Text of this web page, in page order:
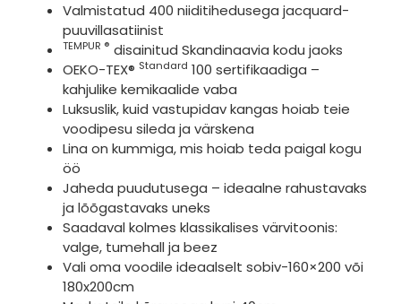
Valmistatud 400 niiditihedusega jacquard-
puuvillasatiinist
TEMPUR ® disainitud Skandinaavia kodu jaoks
OEKO-TEX® Standard 100 sertifikaadiga –
kahjulike kemikaalide vaba
Luksuslik, kuid vastupidav kangas hoiab teie
voodipesu sileda ja värskena
Lina on kummiga, mis hoiab teda paigal kogu
öö
Jaheda puudutusega – ideaalne rahustavaks
ja lõõgastavaks uneks
Saadaval kolmes klassikalises värvitoonis:
valge, tumehall ja beez
Vali oma voodile ideaalselt sobiv-160×200 või
180x200cm